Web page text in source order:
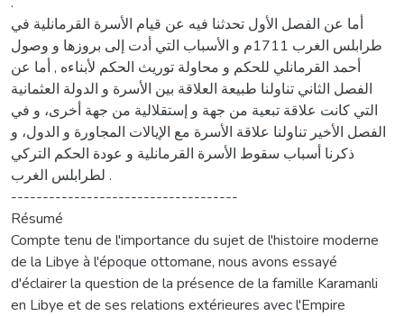
أما عن الفصل الأول تحدثنا فيه عن قيام الأسرة القرمانلية في
طرابلس الغرب 1711م و الأسباب التي أدت إلى بروزها و وصول
أحمد القرمانلي للحكم و محاولة توريث الحكم لأبناءه , أما عن
الفصل الثاني تناولنا طبيعة العلاقة بين الأسرة و الدولة العثمانية
التي كانت علاقة تبعية من جهة و إستقلالية من جهة أخرى، و في
الفصل الأخير تناولنا علاقة الأسرة مع الإيالات المجاورة و الدول، و
ذكرنا أسباب سقوط الأسرة القرمانلية و عودة الحكم التركي
لطرابلس الغرب .
------------------------------------
Résumé
Compte tenu de l'importance du sujet de l'histoire moderne
de la Libye à l'époque ottomane, nous avons essayé
d'éclairer la question de la présence de la famille Karamanli
en Libye et de ses relations extérieures avec l'Empire